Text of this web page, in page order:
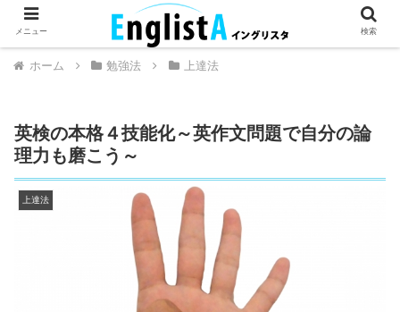
英語が話せるとちょっとハッピー。
ホーム 勉強法 上達法
英検の本格４技能化～英作文問題で自分の論
理力も磨こう～
上達法
メニュー 検索